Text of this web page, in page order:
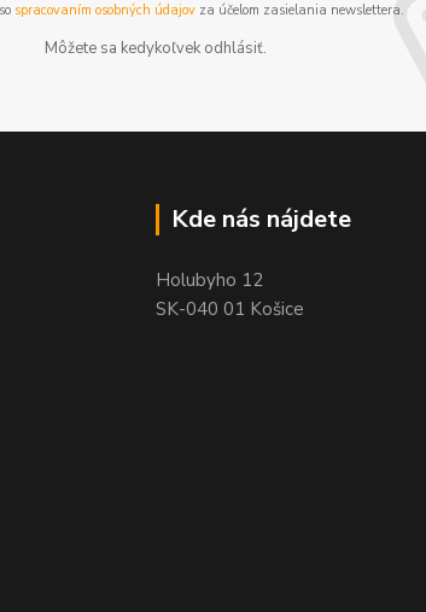
spracovaním osobných údajovza účelom zasielania newslettera.
Môžete sa kedykoľvek odhlásiť.
Kde nás nájdete
Holubyho 12
SK-040 01 Košice